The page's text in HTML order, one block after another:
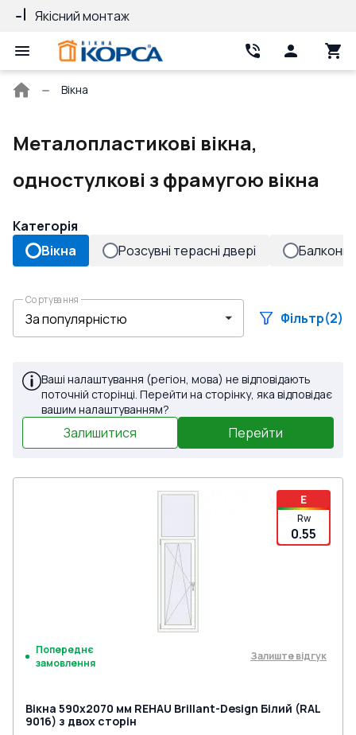
Якісний монтаж
Головна
Вікна
Металопластикові вікна,
одностулкові з фрамугою вікна
Категорія
Вікна
Розсувні терасні двері Балконні
Сортування
Фільтр(2)
Ваші налаштування (регіон, мова) не відповідають
поточній сторінці. Перейти на сторінку, яка відповідає
вашим налаштуванням?
Залишитися Перейти
E
Rw
0.55
Попереднє
замовлення
Залиште відгук
Вікна 590x2070 мм REHAU Brillant-Design Білий (RAL
9016) з двох сторін